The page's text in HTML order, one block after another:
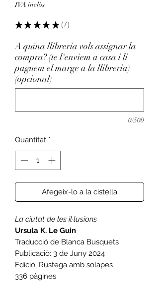
IVA inclòs
★ ★ ★ ★ ★ 7
7
A quina llibreria vols assignar la
compra? (te l'enviem a casa i li
paguem el marge a la llibreria)
(opcional)
0/500
Quantitat *
Afegeix-lo a la cistella
La ciutat de les il·lusions
Ursula K. Le Guin
Traducció de Blanca Busquets
Publicació: 3 de Juny 2024
Edició: Rústega amb solapes
336 pàgines